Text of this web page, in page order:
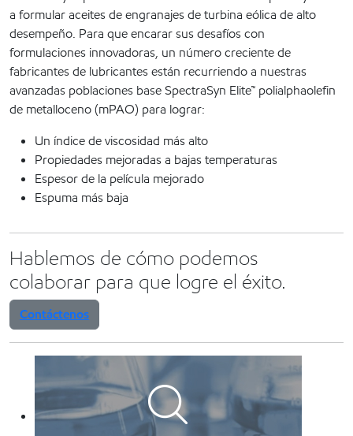
a formular aceites de engranajes de turbina eólica de alto
desempeño. Para que encarar sus desafíos con
formulaciones innovadoras, un número creciente de
fabricantes de lubricantes están recurriendo a nuestras
avanzadas poblaciones base SpectraSyn Elite™ polialphaolefin
de metalloceno (mPAO) para lograr:
Un índice de viscosidad más alto
Propiedades mejoradas a bajas temperaturas
Espesor de la película mejorado
Espuma más baja
Hablemos de cómo podemos
colaborar para que logre el éxito.
Contáctenos